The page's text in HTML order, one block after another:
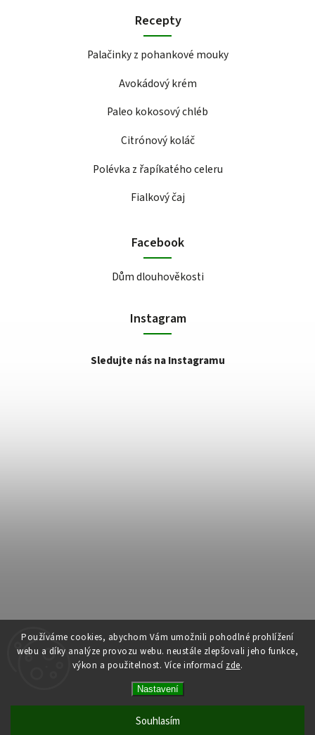
Používáme cookies, abychom Vám umožnili pohodlné prohlížení
webu a díky analýze provozu webu. neustále zlepšovali jeho funkce,
výkon a použitelnost. Více informací zde.
Nastavení
Souhlasím
Recepty
Palačinky z pohankové mouky
Avokádový krém
Paleo kokosový chléb
Citrónový koláč
Polévka z řapíkatého celeru
Fialkový čaj
Facebook
Dům dlouhověkosti
Instagram
Sledujte nás na Instagramu
Dům dlouhověkosti
Upravit nastavení cookies
VytvořilShoptet| Design